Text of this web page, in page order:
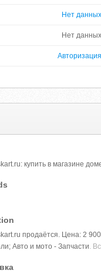
Нет данных
Нет данных
Авторизация
купить в магазине
продаётся. Цена: 2
Авто и мото - Запчасти.